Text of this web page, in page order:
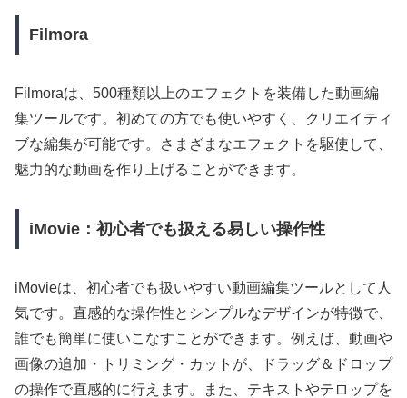
Filmora
Filmoraは、500種類以上のエフェクトを装備した動画編
集ツールです。初めての方でも使いやすく、クリエイティ
ブな編集が可能です。さまざまなエフェクトを駆使して、
魅力的な動画を作り上げることができます。
iMovie：初心者でも扱える易しい操作性
iMovieは、初心者でも扱いやすい動画編集ツールとして人
気です。直感的な操作性とシンプルなデザインが特徴で、
誰でも簡単に使いこなすことができます。例えば、動画や
画像の追加・トリミング・カットが、ドラッグ＆ドロップ
の操作で直感的に行えます。また、テキストやテロップを